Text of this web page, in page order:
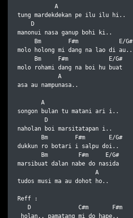
           A
tung mardekdekan pe ilu ilu hi..
    D
manonui nasa ganup bohi ki..
     Bm        F#m            E/G#
molo holong mi dang na lao di au..
     Bm     F#m            E/G#
molo rohami dang na boi hu buat
            A
asa au nampunasa..
       A
songon bulan tu matani ari i..
        D
naholan boi marsitatapan i..
       Bm        F#m       E/G#
dukkun ro botari i salpu doi..
       Bm         F#m     E/G#
marsibuat dalan nabe do nasida
                       A
tudos musi ma au dohot ho..
Reff :
   D              C#m       F#m
holan.. pamatang mi do hape..